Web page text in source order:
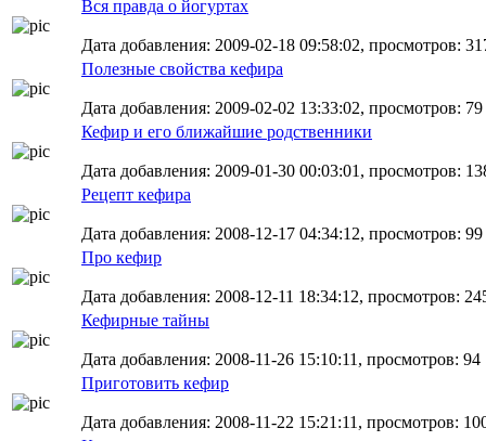
Вся правда о йогуртах
Дата добавления: 2009-02-18 09:58:02, просмотров:
Полезные свойства кефира
Дата добавления: 2009-02-02 13:33:02, просмотров: 79
Кефир и его ближайшие родственники
Дата добавления: 2009-01-30 00:03:01, просмотров:
Рецепт кефира
Дата добавления: 2008-12-17 04:34:12, просмотров: 99
Про кефир
Дата добавления: 2008-12-11 18:34:12, просмотров:
Кефирные тайны
Дата добавления: 2008-11-26 15:10:11, просмотров: 94
Приготовить кефир
Дата добавления: 2008-11-22 15:21:11, просмотров: